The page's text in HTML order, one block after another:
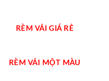
RÈM VẢI GIÁ RẺ
RÈM VẢI MỘT MÀU